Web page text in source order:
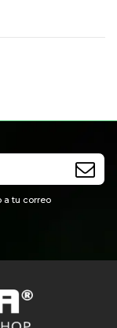
a tu correo